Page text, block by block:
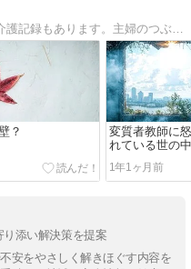
？
変質者教師に
れている世の中
1年1ヶ月前
り添い解決策を提案
安をやさしく解きほぐす内容を